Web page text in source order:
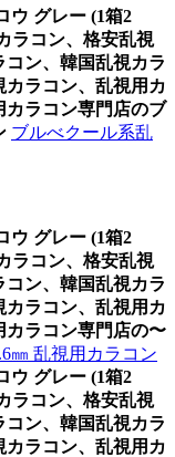
ウ グレー (1箱2
ラコン、格安乱視
ン、韓国乱視カラ
カラコン、乱視用カ
カラコン専門店のブ
ブルべクール系乱
ウ グレー (1箱2
ラコン、格安乱視
ン、韓国乱視カラ
カラコン、乱視用カ
カラコン専門店の〜
㎜ 乱視用カラコン
ウ グレー (1箱2
ラコン、格安乱視
ン、韓国乱視カラ
カラコン、乱視用カ